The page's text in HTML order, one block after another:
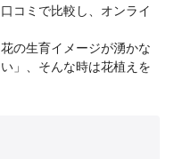
コミで比較し、オンライ
の生育イメージが湧かな
」、そんな時は花植えを